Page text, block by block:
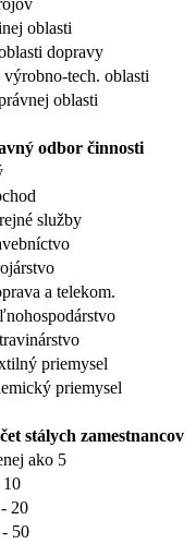
oblasti
dopravy
výrobno-tech. oblasti
oblasti
odbor činnosti
služby
a telekom.
priemysel
priemysel
stálych zamestnancov
ako 5
10
20
50